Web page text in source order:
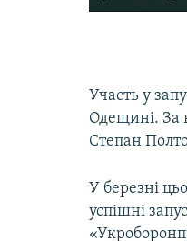
Участь у
Одещині. За
Степан
У березні
успішні